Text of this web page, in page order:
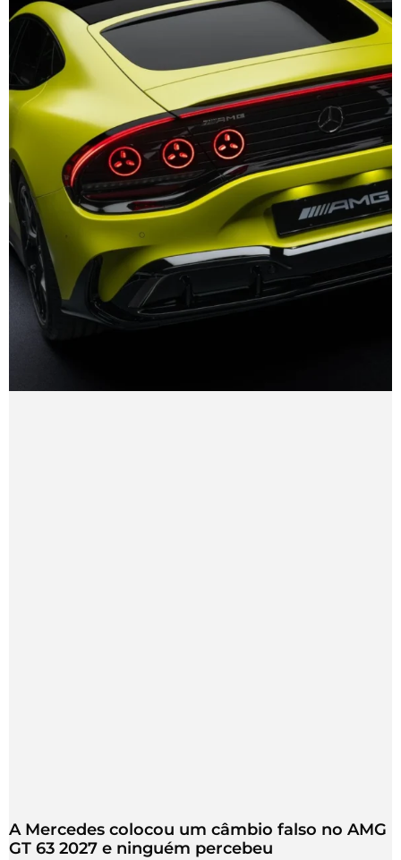
A Mercedes colocou um câmbio falso no AMG
GT 63 2027 e ninguém percebeu